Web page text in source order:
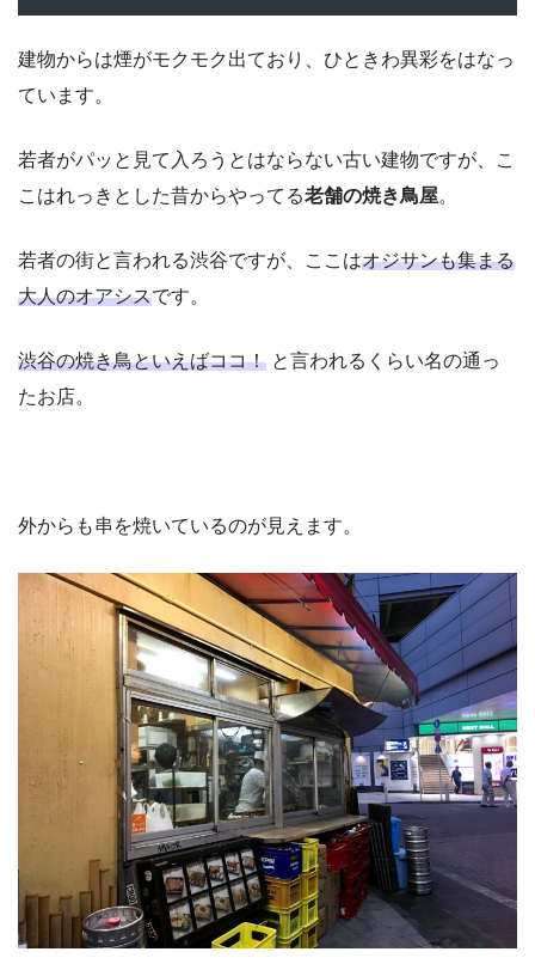
建物からは煙がモクモク出ており、ひときわ異彩をはなっ
ています。
若者がパッと見て入ろうとはならない古い建物ですが、こ
こはれっきとした昔からやってる老舗の焼き鳥屋。
若者の街と言われる渋谷ですが、ここはオジサンも集まる
大人のオアシスです。
渋谷の焼き鳥といえばココ！ と言われるくらい名の通っ
たお店。
外からも串を焼いているのが見えます。